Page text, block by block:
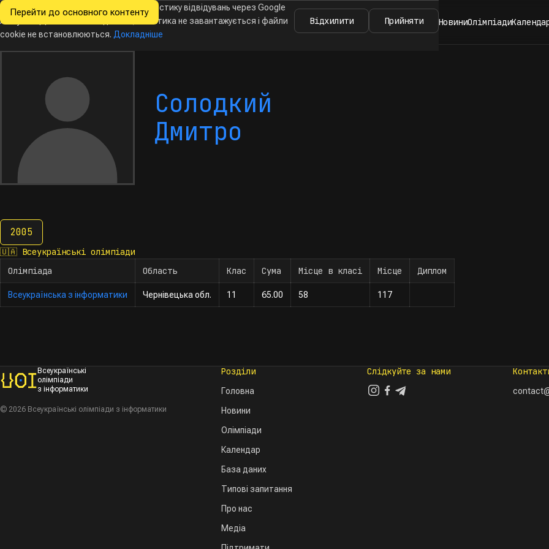
Перейти до основного контенту
Всеукраїнські
з інформатики
НовиниОлімпіади
Солодкий
Дмитро
2005
2005
🇺🇦 Всеукраїнські олімпіади
Олімпіада
Область Клас Сума Місце в класі Місце Диплом
Всеукраїнська з інформатики Чернівецька обл. 11 65.00 58 117
Всеукраїнські
олімпіади
з інформатики
© 2026 Всеукраїнські олімпіади з інформатики
Розділи
Головна
Новини
Олімпіади
Календар
База даних
Типові запитання
Про нас
Медіа
Слідкуйте за нами
Ми хочемо збирати знеособлену статистику відвідувань через Google
Analytics. Доки ви не погодитесь, аналітика не завантажується і файли
cookie не встановлюються. Докладніше
Відхилити Прийняти